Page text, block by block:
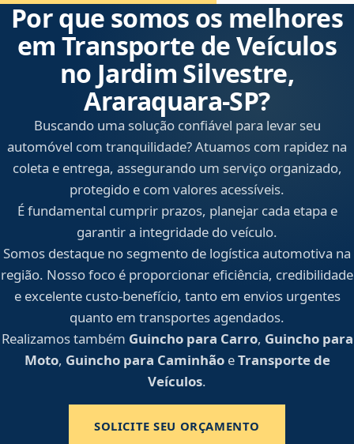
Por que somos os melhores
em Transporte de Veículos
no Jardim Silvestre,
Araraquara‑SP?
Buscando uma solução confiável para levar seu
automóvel com tranquilidade? Atuamos com rapidez na
coleta e entrega, assegurando um serviço organizado,
protegido e com valores acessíveis.
É fundamental cumprir prazos, planejar cada etapa e
garantir a integridade do veículo.
Somos destaque no segmento de logística automotiva na
região. Nosso foco é proporcionar eficiência, credibilidade
e excelente custo-benefício, tanto em envios urgentes
quanto em transportes agendados.
Realizamos também Guincho para Carro, Guincho para
Moto, Guincho para CaminhãoeTransporte de
Veículos.
SOLICITE SEU ORÇAMENTO